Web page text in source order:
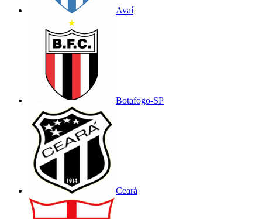
Avaí
Botafogo-SP
Ceará